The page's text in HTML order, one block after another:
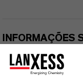
INFORMAÇÕES